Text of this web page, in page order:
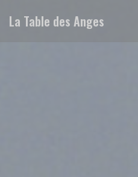
La Table des Anges